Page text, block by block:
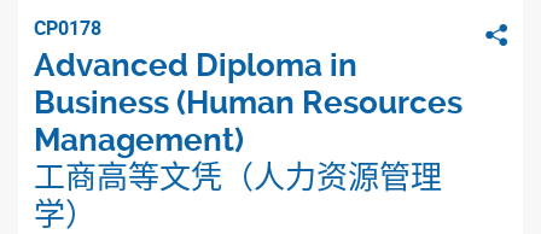
CP0178
Advanced Diploma in
Business (Human Resources
Management)
工商高等文凭（人力资源管理
学）
分